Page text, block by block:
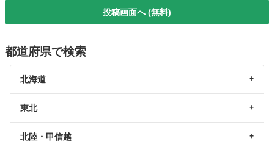
投稿画面へ (無料)
都道府県で検索
北海道
東北
北陸・甲信越